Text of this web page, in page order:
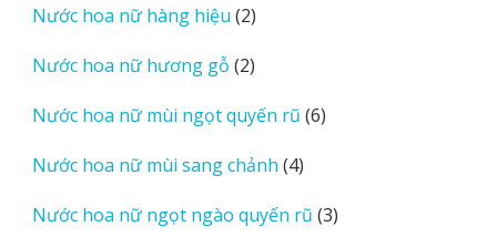
Nước hoa nữ hàng hiệu 22
phẩm
Nước hoa nữ hương gỗ 22
phẩm
Nước hoa nữ mùi ngọt quyến rũ 66
Nước hoa nữ mùi sang chảnh 44
phẩm
Nước hoa nữ ngọt ngào quyến rũ 33